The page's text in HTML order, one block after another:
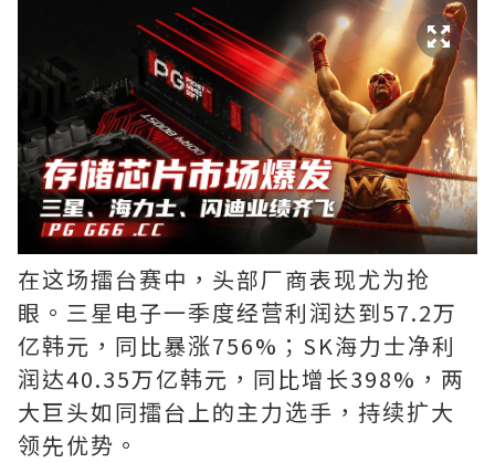
在这场擂台赛中，头部厂商表现尤为抢
眼。三星电子一季度经营利润达到57.2万
亿韩元，同比暴涨756%；SK海力士净利
润达40.35万亿韩元，同比增长398%，两
大巨头如同擂台上的主力选手，持续扩大
领先优势。